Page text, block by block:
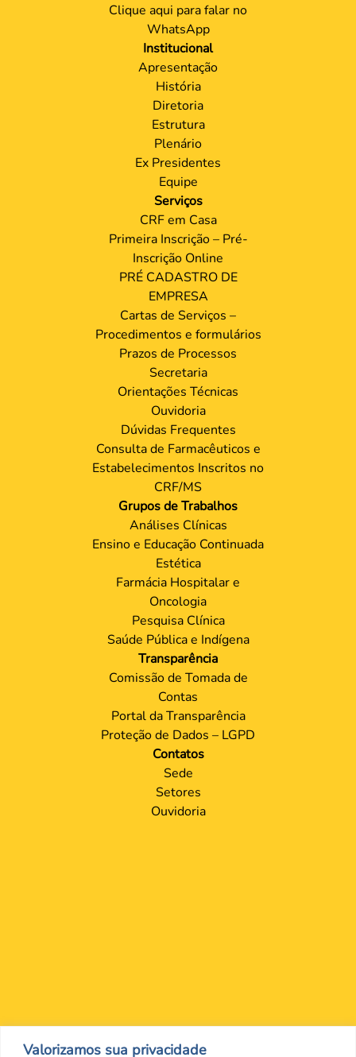
Valorizamos sua privacidade
Clique aqui para falar no
WhatsApp
Institucional
Apresentação
História
Diretoria
Estrutura
Plenário
Ex Presidentes
Equipe
Serviços
CRF em Casa
Primeira Inscrição – Pré-
Inscrição Online
PRÉ CADASTRO DE
EMPRESA
Cartas de Serviços –
Procedimentos e formulários
Prazos de Processos
Secretaria
Orientações Técnicas
Ouvidoria
Dúvidas Frequentes
Consulta de Farmacêuticos e
Estabelecimentos Inscritos no
CRF/MS
Grupos de Trabalhos
Análises Clínicas
Ensino e Educação Continuada
Estética
Farmácia Hospitalar e
Oncologia
Pesquisa Clínica
Saúde Pública e Indígena
Transparência
Comissão de Tomada de
Contas
Portal da Transparência
Proteção de Dados – LGPD
Contatos
Sede
Setores
Ouvidoria